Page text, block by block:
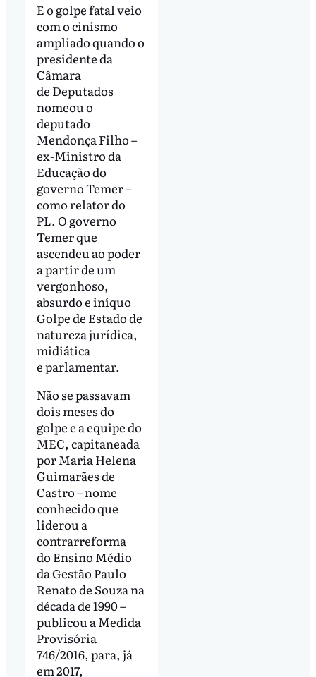
E o golpe fatal veio
com o cinismo
ampliado quando o
presidente da
Câmara
de Deputados
nomeou o
deputado
Mendonça Filho –
ex-Ministro da
Educação do
governo Temer –
como relator do
PL. O governo
Temer que
ascendeu ao poder
a partir de um
vergonhoso,
absurdo e iníquo
Golpe de Estado de
natureza jurídica,
midiática
e parlamentar.
Não se passavam
dois meses do
golpe e a equipe do
MEC, capitaneada
por Maria Helena
Guimarães de
Castro – nome
conhecido que
liderou a
contrarreforma
do Ensino Médio
da Gestão Paulo
Renato de Souza na
década de 1990 –
publicou a Medida
Provisória
746/2016, para, já
em 2017,